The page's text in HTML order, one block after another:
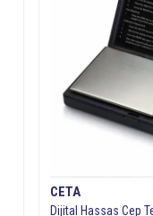
CETA
Dijital Hassas Cep